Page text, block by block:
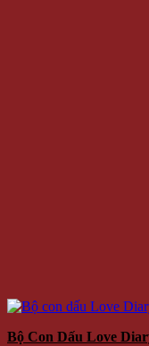
Bộ Con Dấu Love